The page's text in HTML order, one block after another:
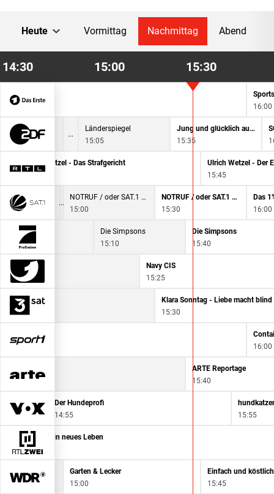
Heute Vormittag Nachmittag Abend
14:30 15:00 15:30
16:00
Länderspiegel
15:05
Jung und glücklich auf dem Land
15:35
Ulrich Wetzel - Das Strafgericht
15:45
NOTRUF / oder SAT.1 Bayern-Magazin
15:00
NOTRUF / oder SAT.1 Bayern-Magazin
15:30
Das
16:00
Die Simpsons
14:40
Die Simpsons
15:10
Die Simpsons
15:40
Navy CIS
15:25
Fische
Klara Sonntag - Liebe macht blind
15:30
16:00
ARTE Reportage
15:40
Der Hundeprofi
14:55
15:55
Einzug in ein neues Leben
Garten & Lecker
15:00
Einfach und köstlich
15:45